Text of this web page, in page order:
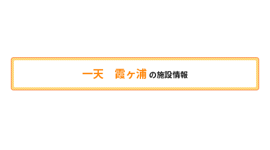
一天 霞ヶ浦 の施設情報